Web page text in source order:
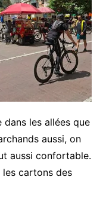
les allées que
aussi, on
aussi confortable.
cartons des